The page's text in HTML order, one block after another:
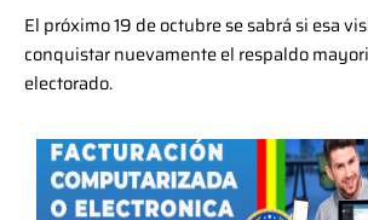
El próximo 19 de octubre se sabrá si esa
conquistar nuevamente el respaldo
electorado.